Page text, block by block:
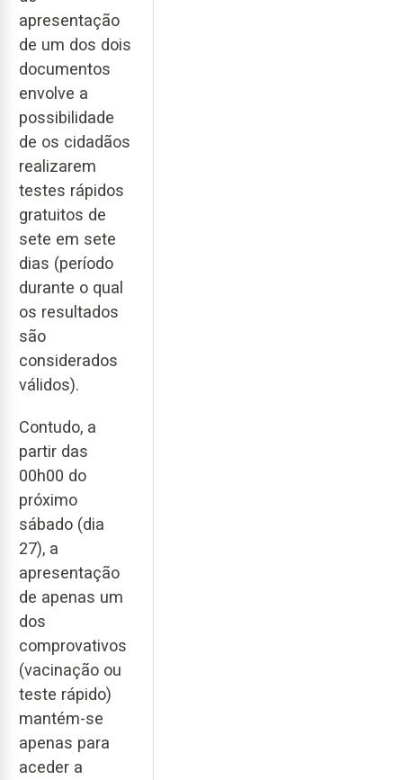
apresentação
de um dos dois
documentos
envolve a
possibilidade
de os cidadãos
realizarem
testes rápidos
gratuitos de
sete em sete
dias (período
durante o qual
os resultados
são
considerados
válidos).
Contudo, a
partir das
00h00 do
próximo
sábado (dia
27), a
apresentação
de apenas um
dos
comprovativos
(vacinação ou
teste rápido)
mantém-se
apenas para
aceder a